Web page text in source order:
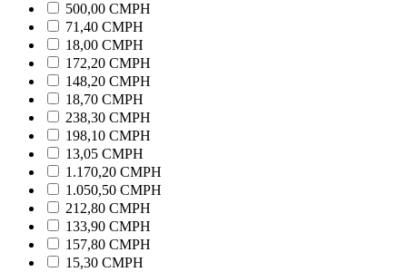
500,00 CMPH
71,40 CMPH
18,00 CMPH
172,20 CMPH
148,20 CMPH
18,70 CMPH
238,30 CMPH
198,10 CMPH
13,05 CMPH
1.170,20 CMPH
1.050,50 CMPH
212,80 CMPH
133,90 CMPH
157,80 CMPH
15,30 CMPH